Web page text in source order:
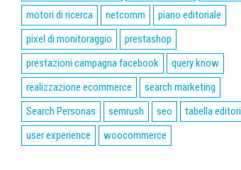
motori di ricerca
netcomm
piano editoriale
pixel di monitoraggio
prestashop
prestazioni campagna facebook
query know
realizzazione ecommerce
search marketing
Search Personas
semrush seo
tabella
user experience
woocommerce